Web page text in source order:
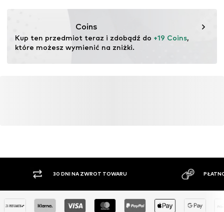
Coins
Kup ten przedmiot teraz i zdobądź do +19 Coins,
które możesz wymienić na zniżki.